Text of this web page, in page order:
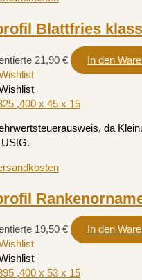
Blattfries
21,90 €
In den
da
19,50 €
In den